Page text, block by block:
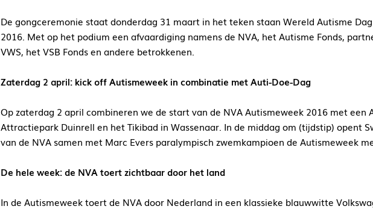
De gongceremonie staat donderdag 31 maart in het teken staan Wereld Autisme
2016. Met op het podium een afvaardiging namens de NVA, het Autisme Fonds,
VWS, het VSB Fonds en andere betrokkenen.
Zaterdag 2 april: kick off Autismeweek in combinatie met Auti-Doe-Dag
Op zaterdag 2 april combineren we de start van de NVA Autismeweek 2016 met een
Attractiepark Duinrell en het Tikibad in Wassenaar. In de middag om (tijdstip) opent
van de NVA samen met Marc Evers paralympisch zwemkampioen de Autismeweek
De hele week: de NVA toert zichtbaar door het land
In de Autismeweek toert de NVA door Nederland in een klassieke blauwwitte